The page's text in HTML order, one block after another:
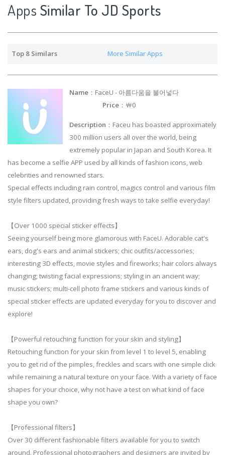
Apps Similar To JD Sports
Top 8 Similars More Similar Apps
Name ：FaceU - 아름다움을 불어넣다
Price ：￦0
Description ：Faceu has boasted approximately
300 million users all over the world, being
extremely popular in Japan and South Korea. It
has become a selfie APP used by all kinds of fashion icons, web
celebrities and renowned stars.
Special effects including rain control, magics control and various film
style filters updated, providing fresh ways to take selfie everyday!
【Over 1000 special sticker effects】
Seeing yourself being more glamorous with FaceU. Adorable cat's
ears, dog's ears and animal stickers; chic outfits/accessories;
interesting 3D effects, movie styles and fireworks; hair colors always
changing; twisting facial expressions; styling in an ancient way;
music stickers; multi-cell photo frame stickers and various kinds of
special sticker effects are updated everyday for you to discover and
explore!
【Powerful retouching function for your skin and styling】
Retouching function for your skin from level 1 to level 5, enabling
you to get rid of the pimples, freckles and scars with one simple click
while remaining a natural texture on your face. With a variety of face
shapes for your choice, why not have a test on what kind of face
shape you own?
【Professional filters】
Over 30 different fashionable filters available for you to switch
around. Professional photographers and designers are invited by